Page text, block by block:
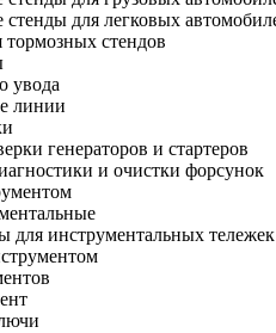
для легковых
стендов
увода
линии
генераторов и стартеров
и очистки форсунок
для инструментальных тележек